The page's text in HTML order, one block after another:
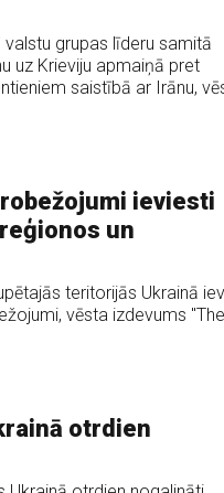
grupas līderu samitā
uz Krieviju apmaiņā pret
saistībā ar Irānu,
ieviesti
un
teritorijās Ukrainā
vēsta izdevums "The
otrdien